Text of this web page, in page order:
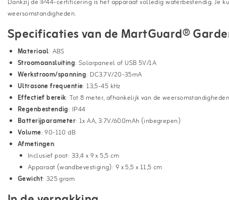
Dankzij de IP44-certificering is het apparaat volledig waterbestendig. Je
weersomstandigheden.
Specificaties van de MartGuard®
Materiaal: ABS
Stroomaansluiting: Solarpaneel of USB 5V/1A
Werkstroom/spanning: DC3.7V/20-35mA
Ultrasone frequentie: 13,5-45 kHz
Effectief bereik: Tot 8 meter, afhankelijk van de weersomstandigheden
Regenbestendig: IP44
Batterijparameter: 1x AA, 3.7V/600mAh (inbegrepen)
Volume: 90-110 dB
Afmetingen:
Inclusief poot: 33,4 x 9 x 5,5 cm
Apparaat (wandbevestiging): 9 x 5,5 x 11,5 cm
Gewicht: 325 gram